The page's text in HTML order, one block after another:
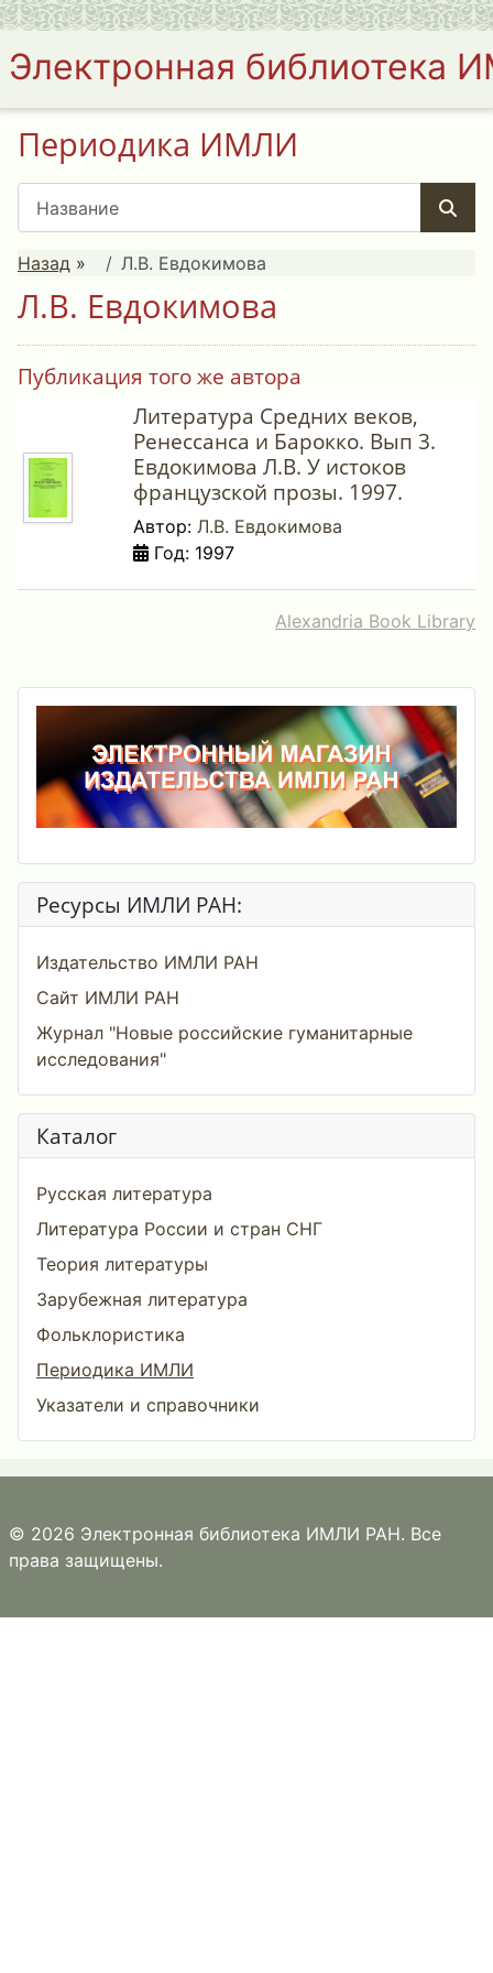
Электронная библиотека
Периодика ИМЛИ
Назад » Л.В. Евдокимова
Л.В. Евдокимова
Публикация того же автора
Литература Средних веков,
Ренессанса и Барокко. Вып 3.
Евдокимова Л.В. У истоков
французской прозы. 1997.
Автор: Л.В. Евдокимова
Год: 1997
Alexandria Book Library
Ресурсы ИМЛИ РАН:
Издательство ИМЛИ РАН
Сайт ИМЛИ РАН
Журнал "Новые российские гуманитарные
исследования"
Каталог
Русская литература
Литература России и стран СНГ
Теория литературы
Зарубежная литература
Фольклористика
Периодика ИМЛИ
Указатели и справочники
© 2026 Электронная библиотека ИМЛИ РАН. Все
права защищены.